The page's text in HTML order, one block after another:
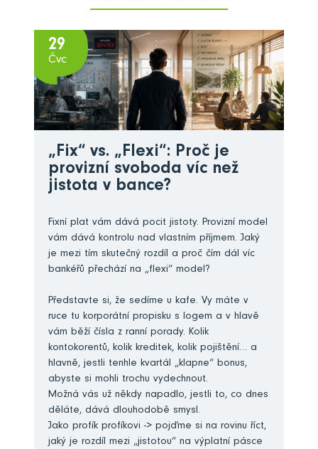
29
Čvc
„Fix“ vs. „Flexi“: Proč je
provizní svoboda víc než
jistota v bance?
Fixní plat vám dává pocit jistoty. Provizní model
vám dává kontrolu nad vlastním příjmem. Jaký
je mezi tím skutečný rozdíl a proč čím dál víc
bankéřů přechází na „flexi“ model?
Představte si, že sedíme u kafe. Vy máte v
ruce tu korporátní propisku s logem a v hlavě
vám běží čísla z ranní porady. Kolik
kontokorentů, kolik kreditek, kolik pojištění… a
hlavně, jestli tenhle kvartál „klapne“ bonus,
abyste si mohli trochu vydechnout.
Možná vás už někdy napadlo, jestli to, co dnes
děláte, dává dlouhodobě smysl.
Jako profík profíkovi -> pojďme si na rovinu říct,
jaký je rozdíl mezi „jistotou“ na výplatní pásce